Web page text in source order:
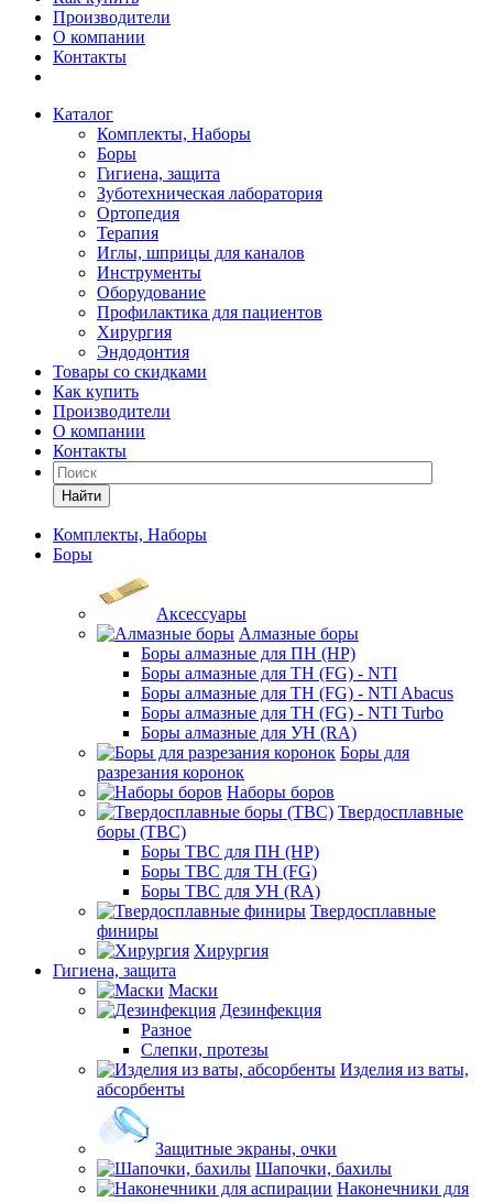
Производители
О компании
Контакты
Каталог
Комплекты, Наборы
Боры
Гигиена, защита
Зуботехническая лаборатория
Ортопедия
Терапия
Иглы, шприцы для каналов
Инструменты
Оборудование
Профилактика для пациентов
Хирургия
Эндодонтия
Товары со скидками
Как купить
Производители
О компании
Контакты
Найти
Комплекты, Наборы
Боры
Аксессуары
Алмазные боры
Боры алмазные для ПН (HP)
Боры алмазные для ТН (FG) - NTI
Боры алмазные для ТН (FG) - NTI Abacus
Боры алмазные для ТН (FG) - NTI Turbo
Боры алмазные для УН (RA)
Боры для
разрезания коронок
Наборы боров
Твердосплавные
боры (ТВС)
Боры ТВС для ПН (HP)
Боры ТВС для ТН (FG)
Боры ТВС для УН (RA)
Твердосплавные
финиры
Хирургия
Гигиена, защита
Маски
Дезинфекция
Разное
Слепки, протезы
Изделия из ваты,
абсорбенты
Защитные экраны, очки
Шапочки, бахилы
Наконечники для